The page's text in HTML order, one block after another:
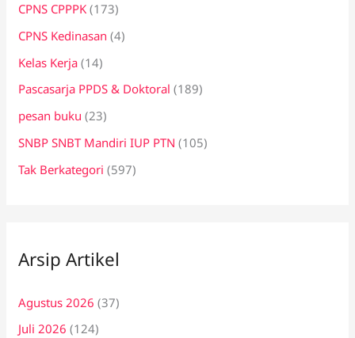
CPNS CPPPK (173)
CPNS Kedinasan (4)
Kelas Kerja (14)
Pascasarja PPDS & Doktoral (189)
pesan buku (23)
SNBP SNBT Mandiri IUP PTN (105)
Tak Berkategori (597)
Arsip Artikel
Agustus 2026 (37)
Juli 2026 (124)